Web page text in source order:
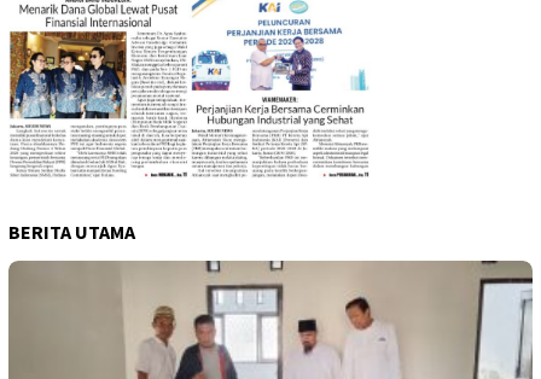
BERITA UTAMA